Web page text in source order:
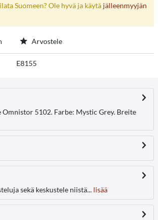
Suomeen? Ole hyvä ja käytä jälleenmyyjän
Arvostele
E8155
Omnistor 5102. Farbe: Mystic Grey. Breite
sekä keskustele niistä... lisää